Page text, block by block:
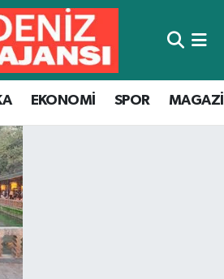
EKONOMİ SPOR
Durumu ve Fikstür